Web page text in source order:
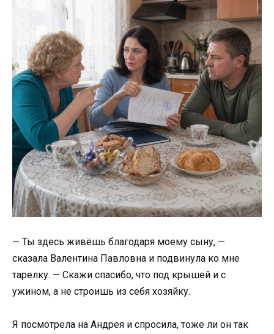
— Ты здесь живёшь благодаря моему сыну, —
сказала Валентина Павловна и подвинула ко мне
тарелку. — Скажи спасибо, что под крышей и с
ужином, а не строишь из себя хозяйку.
Я посмотрела на Андрея и спросила, тоже ли он так